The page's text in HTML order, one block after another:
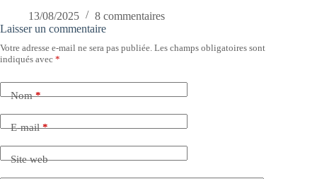
13/08/2025
8 commentaires
Laisser un commentaire
Votre adresse e-mail ne sera pas publiée. Les champs obligatoires sont
indiqués avec *
Nom*
E-mail*
Site web